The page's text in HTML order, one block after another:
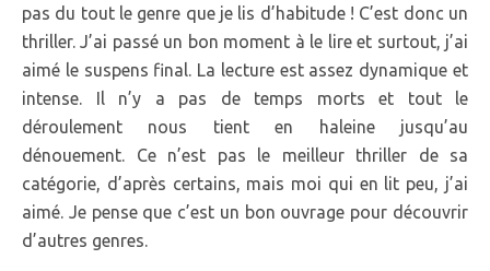
pas du tout le genre que je lis d’habitude ! C’est donc un
thriller. J’ai passé un bon moment à le lire et surtout, j’ai
aimé le suspens final. La lecture est assez dynamique et
intense. Il n’y a pas de temps morts et tout le
déroulement nous tient en haleine jusqu’au
dénouement. Ce n’est pas le meilleur thriller de sa
catégorie, d’après certains, mais moi qui en lit peu, j’ai
aimé. Je pense que c’est un bon ouvrage pour découvrir
d’autres genres.